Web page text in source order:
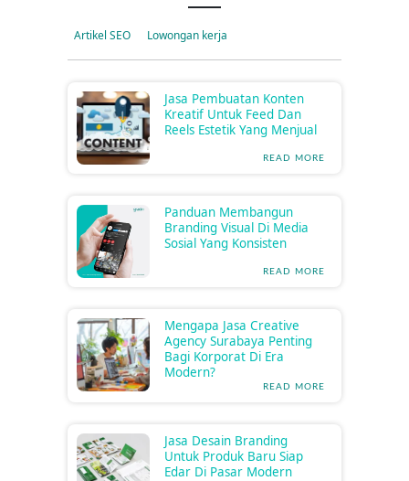
Artikel SEO Lowongan kerja
Jasa Pembuatan Konten
Kreatif Untuk Feed Dan
Reels Estetik Yang Menjual
READ MORE
Panduan Membangun
Branding Visual Di Media
Sosial Yang Konsisten
READ MORE
Mengapa Jasa Creative
Agency Surabaya Penting
Bagi Korporat Di Era
Modern?
READ MORE
Jasa Desain Branding
Untuk Produk Baru Siap
Edar Di Pasar Modern